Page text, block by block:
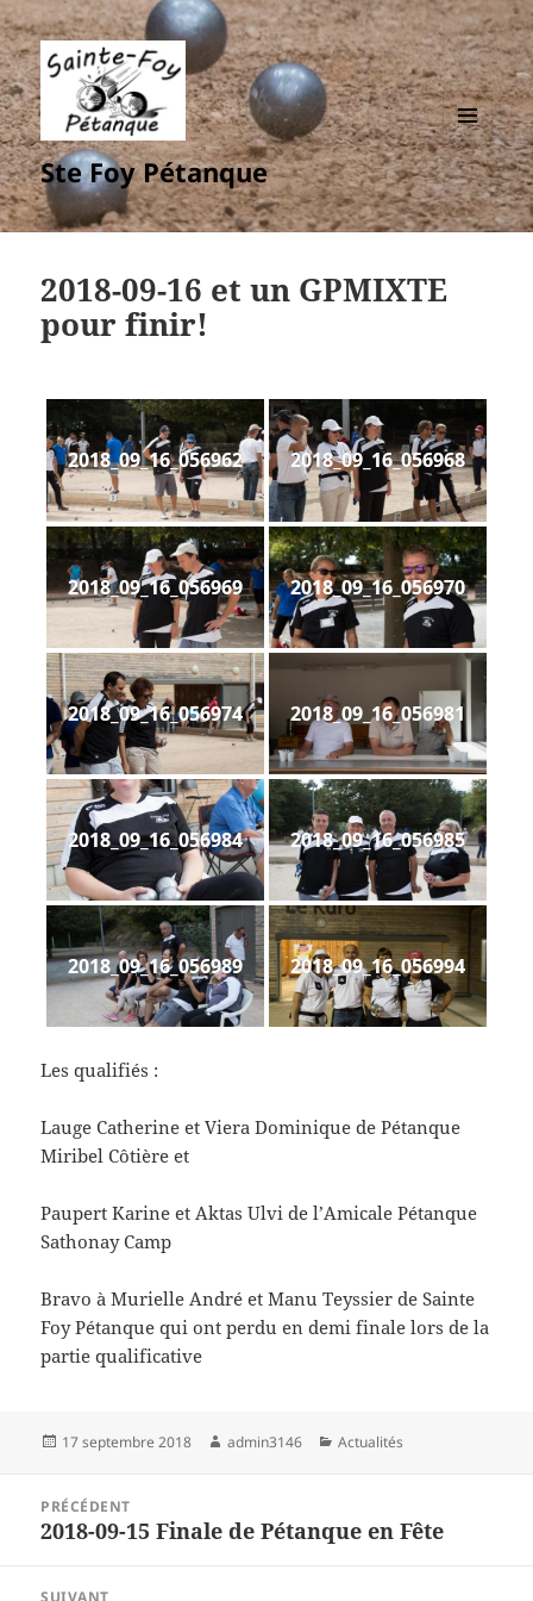
Ste Foy Pétanque
MENU
ET
WIDGETS
2018-09-16 et un GPMIXTE
pour finir!
2018_09_16_056962 2018_09_16_056968
2018_09_16_056969 2018_09_16_056970
2018_09_16_056974 2018_09_16_056981
2018_09_16_056984 2018_09_16_056985
2018_09_16_056989 2018_09_16_056994
Les qualifiés :
Lauge Catherine et Viera Dominique de Pétanque
Miribel Côtière et
Paupert Karine et Aktas Ulvi de l’Amicale Pétanque
Sathonay Camp
Bravo à Murielle André et Manu Teyssier de Sainte
Foy Pétanque qui ont perdu en demi finale lors de la
partie qualificative
Publié
17 septembre 2018 Auteur
admin3146 Catégories
Actualités
l’article
PRÉCÉDENT
Article
2018-09-15 Finale de Pétanque en Fête
SUIVANT